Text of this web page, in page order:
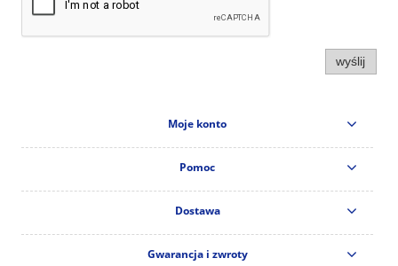
wyślij
Moje konto
Pomoc
Dostawa
Gwarancja i zwroty